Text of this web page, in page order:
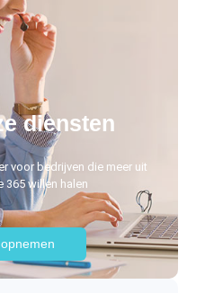
diensten
voor bedrijven die meer uit
willen halen